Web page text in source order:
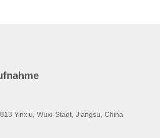
Yinxiu, Wuxi-Stadt, Jiangsu, China